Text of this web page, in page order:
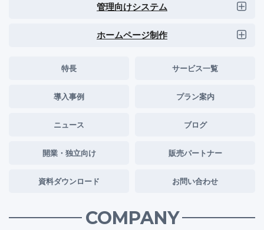
管理向けシステム
ホームページ制作
特長 サービス一覧
導入事例 プラン案内
ニュース ブログ
開業・独立向け 販売パートナー
資料ダウンロード お問い合わせ
COMPANY